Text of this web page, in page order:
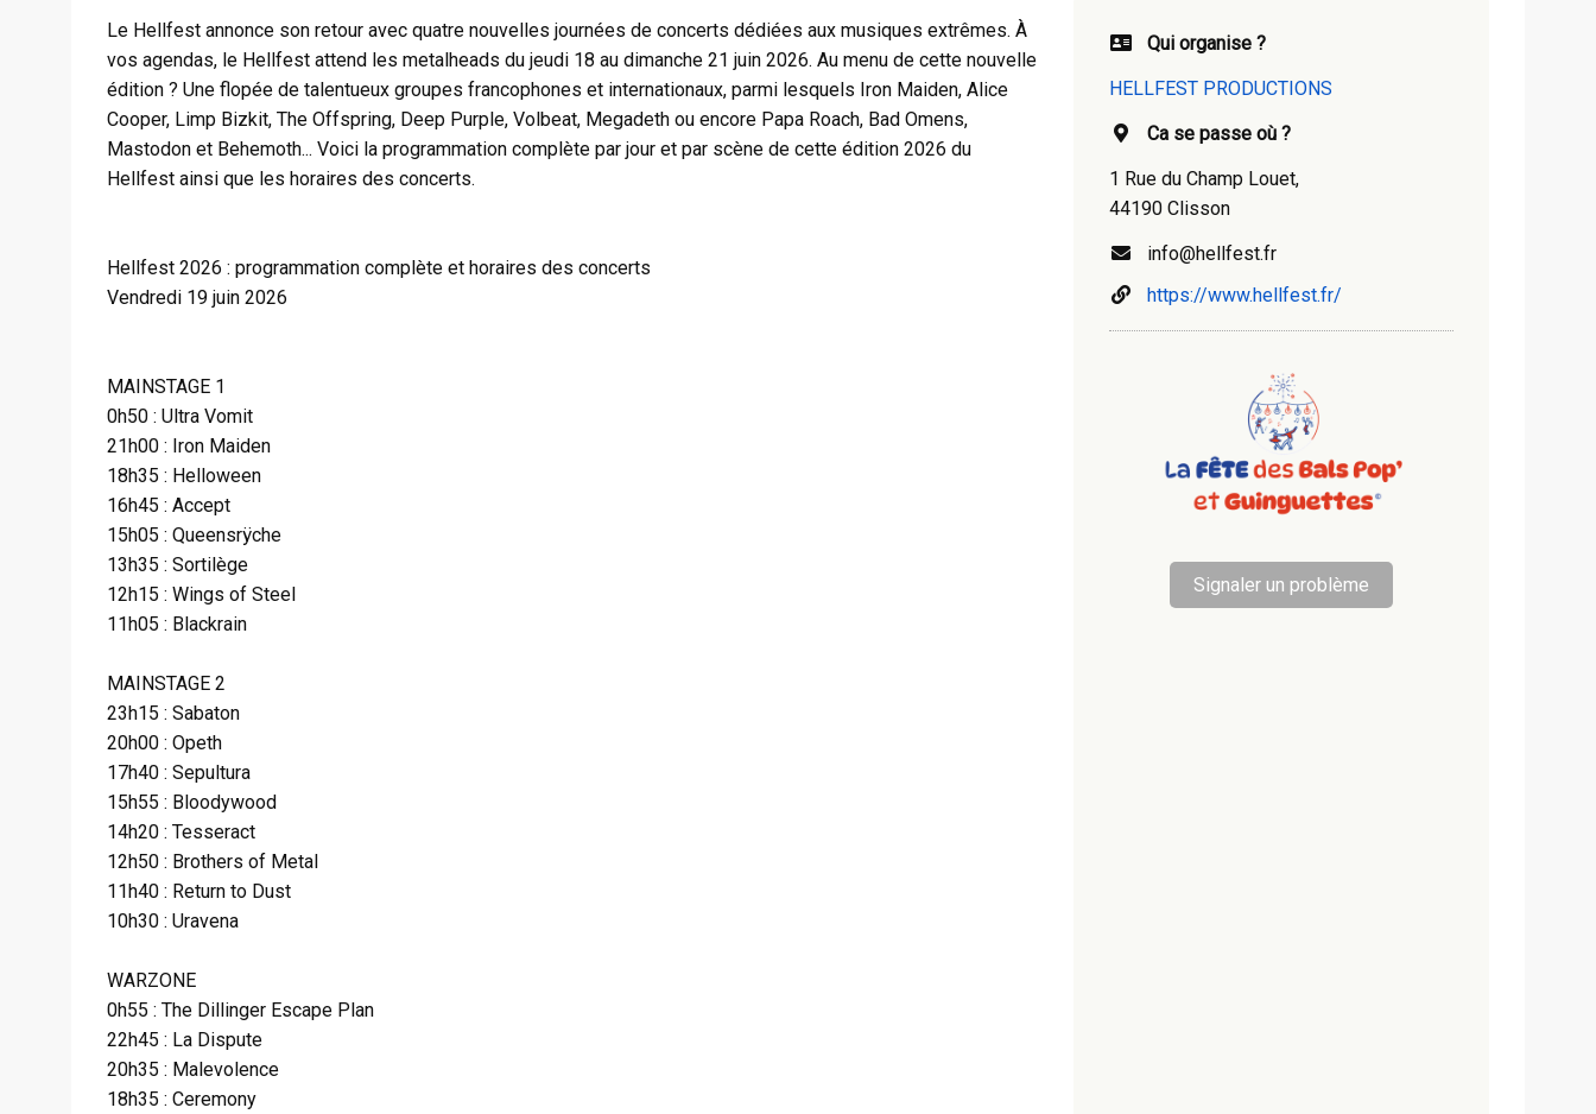
Le Hellfest annonce son retour avec quatre nouvelles journées de concerts dédiées aux musiques extrêmes. À
vos agendas, le Hellfest attend les metalheads du jeudi 18 au dimanche 21 juin 2026. Au menu de cette nouvelle
édition ? Une flopée de talentueux groupes francophones et internationaux, parmi lesquels Iron Maiden, Alice
Cooper, Limp Bizkit, The Offspring, Deep Purple, Volbeat, Megadeth ou encore Papa Roach, Bad Omens,
Mastodon et Behemoth... Voici la programmation complète par jour et par scène de cette édition 2026 du
Hellfest ainsi que les horaires des concerts.
Hellfest 2026 : programmation complète et horaires des concerts
Vendredi 19 juin 2026
MAINSTAGE 1
0h50 : Ultra Vomit
21h00 : Iron Maiden
18h35 : Helloween
16h45 : Accept
15h05 : Queensrÿche
13h35 : Sortilège
12h15 : Wings of Steel
11h05 : Blackrain
MAINSTAGE 2
23h15 : Sabaton
20h00 : Opeth
17h40 : Sepultura
15h55 : Bloodywood
14h20 : Tesseract
12h50 : Brothers of Metal
11h40 : Return to Dust
10h30 : Uravena
WARZONE
0h55 : The Dillinger Escape Plan
22h45 : La Dispute
20h35 : Malevolence
18h35 : Ceremony
Qui organise ?
HELLFEST PRODUCTIONS
Ca se passe où ?
1 Rue du Champ Louet,
44190 Clisson
info@hellfest.fr
https://www.hellfest.fr/
Signaler un problème